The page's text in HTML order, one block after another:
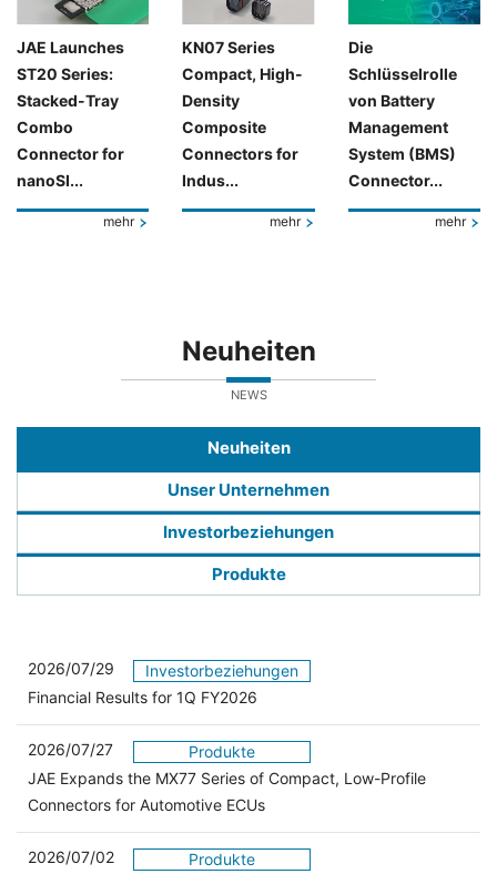
JAE Launches
ST20 Series:
Stacked-Tray
Combo
Connector for
nanoSI...
mehr
KN07 Series
Compact, High-
Density
Composite
Connectors for
Indus...
mehr
Die
Schlüsselrolle
von Battery
Management
System (BMS)
Connector...
mehr
Neuheiten
NEWS
Neuheiten
Unser Unternehmen
Investorbeziehungen
Produkte
2026/07/29
Investorbeziehungen
Financial Results for 1Q FY2026
2026/07/27
Produkte
JAE Expands the MX77 Series of Compact, Low-Profile
Connectors for Automotive ECUs
2026/07/02
Produkte